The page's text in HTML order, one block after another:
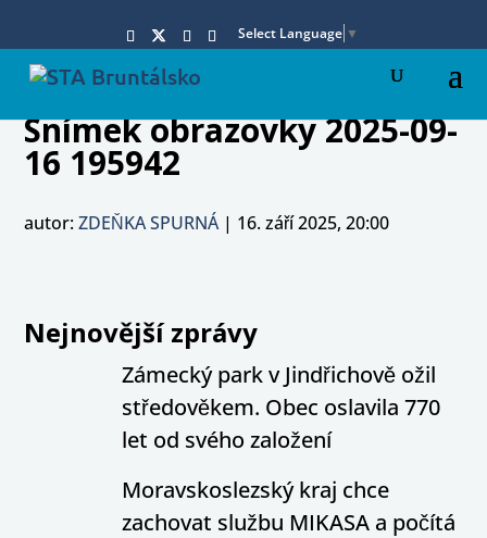
Select Language ▼
Snímek obrazovky 2025-09-
16 195942
autor:ZDEŇKA SPURNÁ| 16. září 2025, 20:00
Nejnovější zprávy
Zámecký park v Jindřichově ožil
středověkem. Obec oslavila 770
let od svého založení
Moravskoslezský kraj chce
zachovat službu MIKASA a počítá